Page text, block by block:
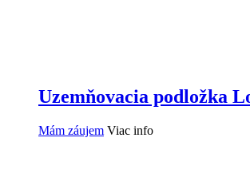
Uzemňovacia podložka
Mám záujem Viac info